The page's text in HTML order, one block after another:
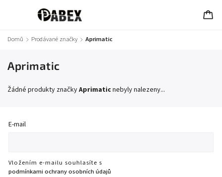
Domů / Prodávané značky / Aprimatic
Aprimatic
Žádné produkty značkyAprimaticnebyly nalezeny...
E-mail
Vložením e-mailu souhlasíte s
podmínkami ochrany osobních údajů